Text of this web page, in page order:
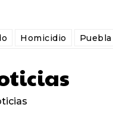
Homicidio Puebla